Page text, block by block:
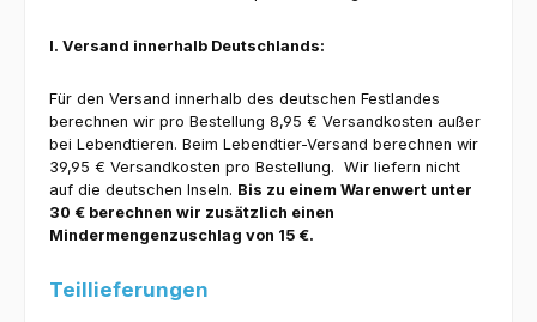
I. Versand innerhalb Deutschlands:
Für den Versand innerhalb des deutschen Festlandes
berechnen wir pro Bestellung 8,95 € Versandkosten außer
bei Lebendtieren. Beim Lebendtier-Versand berechnen wir
39,95 € Versandkosten pro Bestellung. Wir liefern nicht
auf die deutschen Inseln. Bis zu einem Warenwert unter
30 € berechnen wir zusätzlich einen
Mindermengenzuschlag von 15 €.
Teillieferungen